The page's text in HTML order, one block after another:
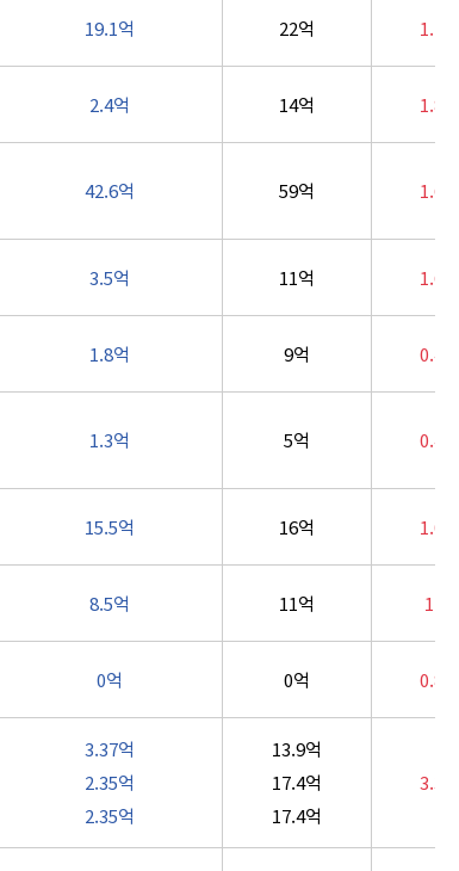
19.1억 22억 1.75
2.4억 14억 1.85
42.6억 59억 1.65
3.5억 11억 1.65
1.8억 9억 0.43
1.3억 5억 0.49
15.5억 16억 1.05
8.5억 11억 1.6
0억 0억 0.83
3.37억
2.35억
2.35억
13.9억
17.4억
17.4억
3.35